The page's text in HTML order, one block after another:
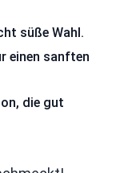
süße Wahl.
einen sanften
die gut